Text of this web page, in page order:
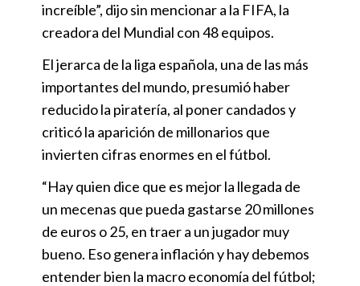
increíble”, dijo sin mencionar a la FIFA, la
creadora del Mundial con 48 equipos.
El jerarca de la liga española, una de las más
importantes del mundo, presumió haber
reducido la piratería, al poner candados y
criticó la aparición de millonarios que
invierten cifras enormes en el fútbol.
“Hay quien dice que es mejor la llegada de
un mecenas que pueda gastarse 20 millones
de euros o 25, en traer a un jugador muy
bueno. Eso genera inflación y hay debemos
entender bien la macro economía del fútbol;